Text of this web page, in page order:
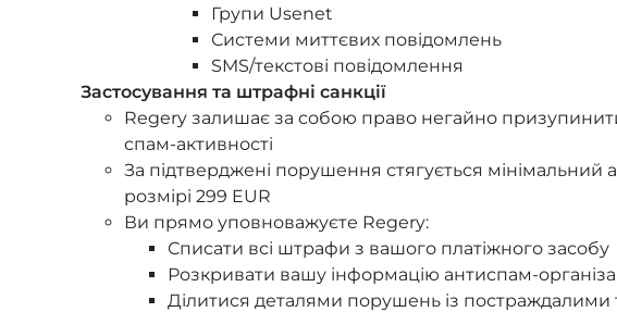
Групи Usenet
Системи миттєвих повідомлень
SMS/текстові повідомлення
Застосування та штрафні санкції
Regery залишає за собою право негайно
спам-активності
За підтверджені порушення стягується мінімальний
розмірі 299 EUR
Ви прямо уповноважуєте Regery:
Списати всі штрафи з вашого платіжного засобу
Розкривати вашу інформацію антиспам-
Ділитися деталями порушень із постраждалими